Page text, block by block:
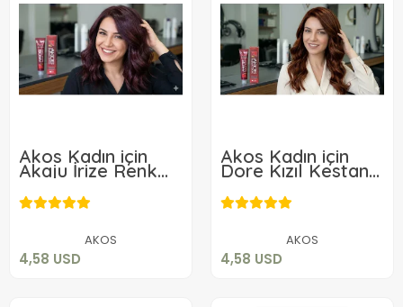
Akos Kadın için
Akaju İrize Renk
Saç Boyası 5.52
AKOS
4,58 USD
4,58 USD
Akos Kadın için
Dore Kızıl Kestane
Renk Saç Boyası
60 Gr 3.66
AKOS
4,58 USD
4,58 USD